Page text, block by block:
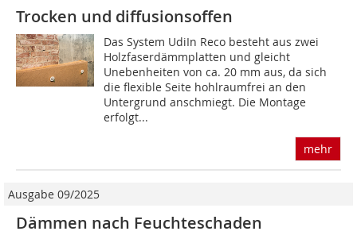
Trocken und diffusionsoffen
Das System UdiIn Reco besteht aus zwei
Holzfaserdämmplatten und gleicht
Unebenheiten von ca. 20 mm aus, da sich
die flexible Seite hohlraumfrei an den
Untergrund anschmiegt. Die Montage
erfolgt...
mehr
Ausgabe 09/2025
Dämmen nach Feuchteschaden